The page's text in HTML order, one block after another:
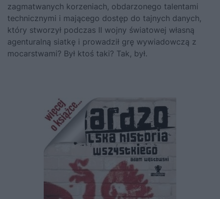
zagmatwanych korzeniach, obdarzonego talentami
technicznymi i mającego dostęp do tajnych danych,
który stworzył podczas II wojny światowej własną
agenturalną siatkę i prowadził grę wywiadowczą z
mocarstwami? Był ktoś taki? Tak, był.